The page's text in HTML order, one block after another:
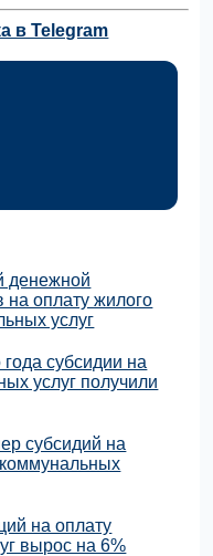
в Telegram
денежной
на оплату жилого
услуг
субсидии на
услуг получили
субсидий на
на оплату
вырос на 6%